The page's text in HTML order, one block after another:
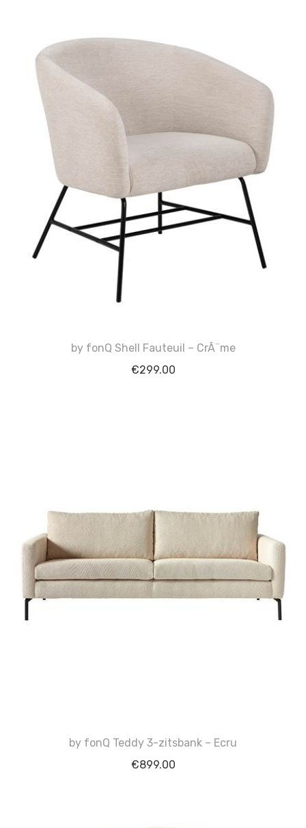
by fonQ Shell Fauteuil – CrÃ¨me
€299.00
by fonQ Teddy 3-zitsbank – Ecru
€899.00